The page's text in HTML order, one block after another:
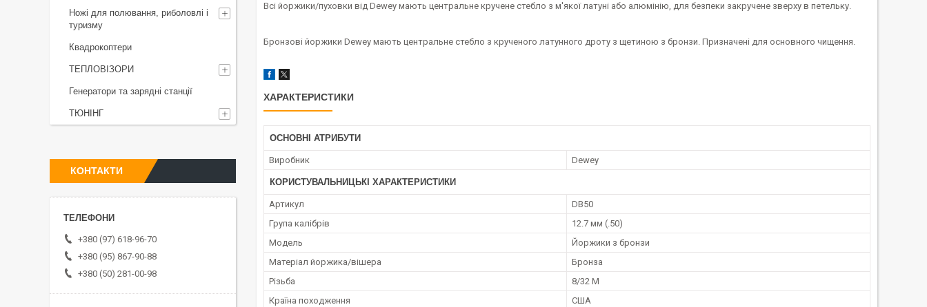
Всі йоржики/пуховки від Dewey мають центральне кручене стебло з м'якої латуні або алюмінію, для безпеки закручене зверху в петельку.
Бронзові йоржики Dewey мають центральне стебло з крученого латунного дроту з щетиною з бронзи. Призначені для основного чищення.
ХАРАКТЕРИСТИКИ
ОСНОВНІ АТРИБУТИ
Виробник Dewey
КОРИСТУВАЛЬНИЦЬКІ ХАРАКТЕРИСТИКИ
Артикул
DB50
Група калібрів
12.7 мм (.50)
Мoдель
Йоржики з бронзи
Матеріал йоржика/вішера
Бронза
Різьба
8/32 M
Країна походження
США
Ножі для полювання, риболовлі і
туризму
Квадрокоптери
ТЕПЛОВІЗОРИ
Генератори та зарядні станції
ТЮНІНГ
КОНТАКТИ
+380 (97) 618-96-70
+380 (95) 867-90-88
+380 (50) 281-00-98